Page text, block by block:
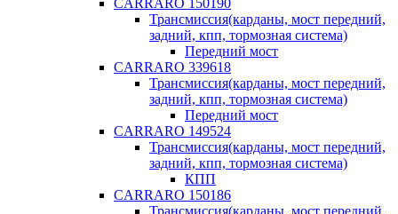
CARRARO 150190
Трансмиссия(карданы, мост передний,
задний, кпп, тормозная система)
Передний мост
CARRARO 339618
Трансмиссия(карданы, мост передний,
задний, кпп, тормозная система)
Передний мост
CARRARO 149524
Трансмиссия(карданы, мост передний,
задний, кпп, тормозная система)
КПП
CARRARO 150186
Трансмиссия(карданы, мост передний,